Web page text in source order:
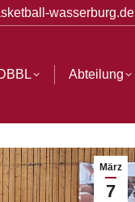
wasserburg.de
Abteilung
März
7
Partner History